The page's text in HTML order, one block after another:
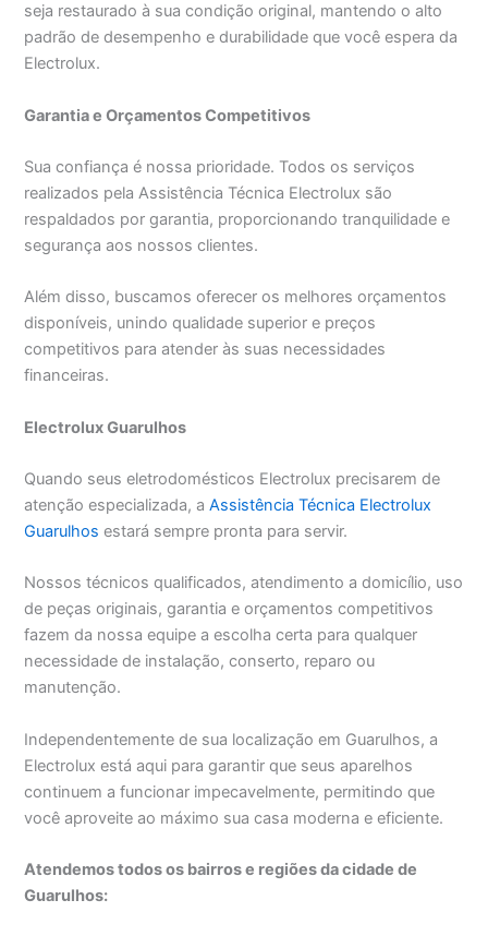
seja restaurado à sua condição original, mantendo o alto
padrão de desempenho e durabilidade que você espera da
Electrolux.
Garantia e Orçamentos Competitivos
Sua confiança é nossa prioridade. Todos os serviços
realizados pela Assistência Técnica Electrolux são
respaldados por garantia, proporcionando tranquilidade e
segurança aos nossos clientes.
Além disso, buscamos oferecer os melhores orçamentos
disponíveis, unindo qualidade superior e preços
competitivos para atender às suas necessidades
financeiras.
Electrolux Guarulhos
Quando seus eletrodomésticos Electrolux precisarem de
atenção especializada, aAssistência Técnica Electrolux
Guarulhos estará sempre pronta para servir.
Nossos técnicos qualificados, atendimento a domicílio, uso
de peças originais, garantia e orçamentos competitivos
fazem da nossa equipe a escolha certa para qualquer
necessidade de instalação, conserto, reparo ou
manutenção.
Independentemente de sua localização em Guarulhos, a
Electrolux está aqui para garantir que seus aparelhos
continuem a funcionar impecavelmente, permitindo que
você aproveite ao máximo sua casa moderna e eficiente.
Atendemos todos os bairros e regiões da cidade de
Guarulhos: